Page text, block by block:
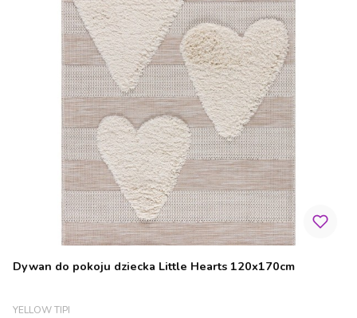
Dywan do pokoju dziecka Little Hearts 120x170cm
PRODUCENT
YELLOW TIPI